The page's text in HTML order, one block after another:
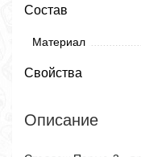
Состав
Материал
Свойства
Описание